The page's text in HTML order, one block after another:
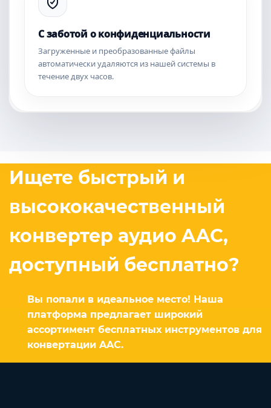
С заботой о конфиденциальности
Загруженные и преобразованные файлы
автоматически удаляются из нашей системы в
течение двух часов.
Ищете быстрый и
высококачественный
конвертер аудио AAC,
доступный бесплатно?
Вы попали в идеальное место! Наша
платформа предлагает широкий
ассортимент бесплатных инструментов для
конвертации AAC.